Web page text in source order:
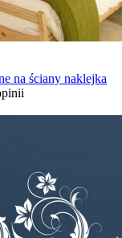
na ściany naklejka